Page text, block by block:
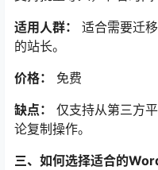
适用人群：
适合需要迁
的站长。
价格：
免费
缺点：
仅支持从第三方
论复制操作。
三、如何选择适合的